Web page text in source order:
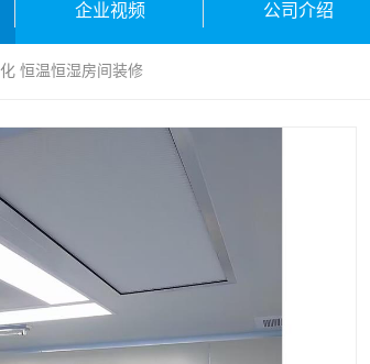
企业视频 公司介绍
恒温恒湿房间装修